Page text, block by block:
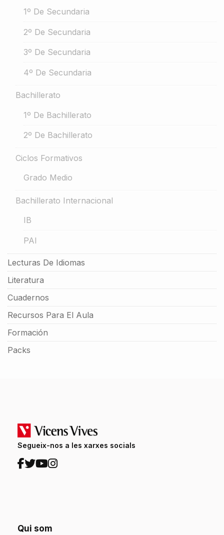
1º De Secundaria
2º De Secundaria
3º De Secundaria
4º De Secundaria
Bachillerato
1º De Bachillerato
2º De Bachillerato
Ciclos Formativos
Grado Medio
Bachillerato Internacional
IB
PAI
Lecturas De Idiomas
Literatura
Cuadernos
Recursos Para El Aula
Formación
Packs
Segueix-nos a les xarxes socials
Qui som